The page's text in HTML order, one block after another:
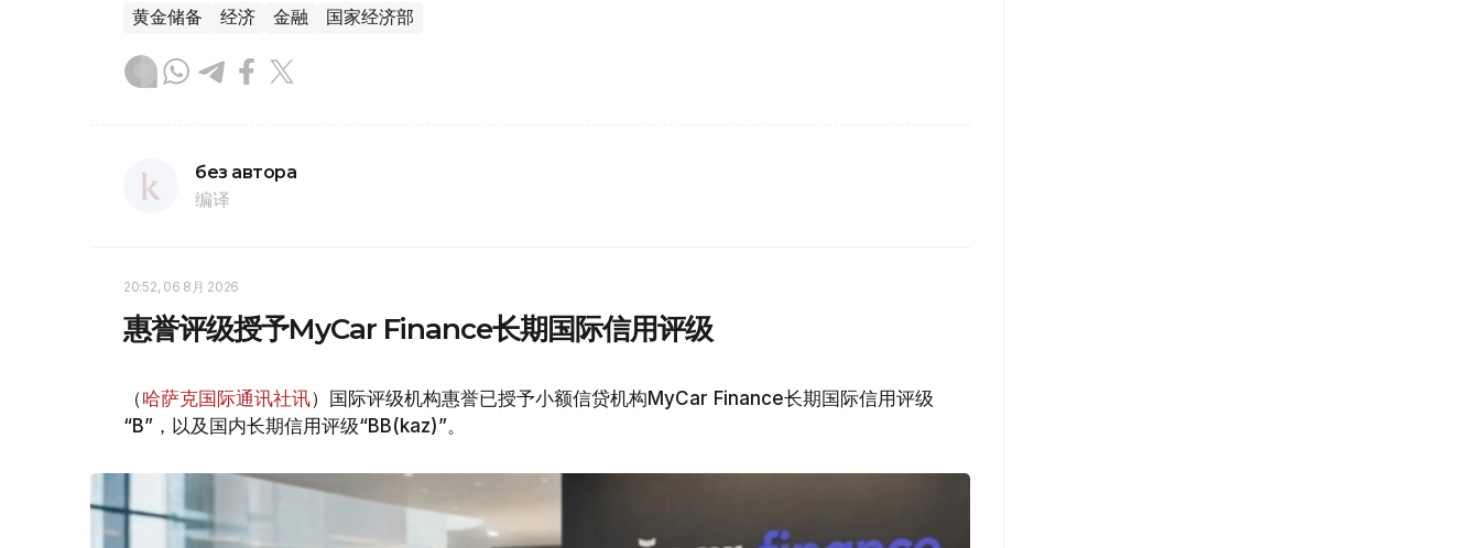
黄金储备 经济 金融 国家经济部
без автора
编译
20:52, 06 8月 2026
惠誉评级授予MyCar Finance长期国际信用评级
（哈萨克国际通讯社讯）国际评级机构惠誉已授予小额信贷机构MyCar Finance长期国际信用评级
“B”，以及国内长期信用评级“BB(kaz)”。